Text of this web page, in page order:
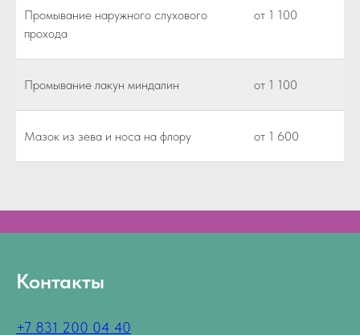
Промывание наружного слухового
прохода
от 1 100
Промывание лакун миндалин от 1 100
Мазок из зева и носа на флору от 1 600
Контакты
+7 831 200 04 40